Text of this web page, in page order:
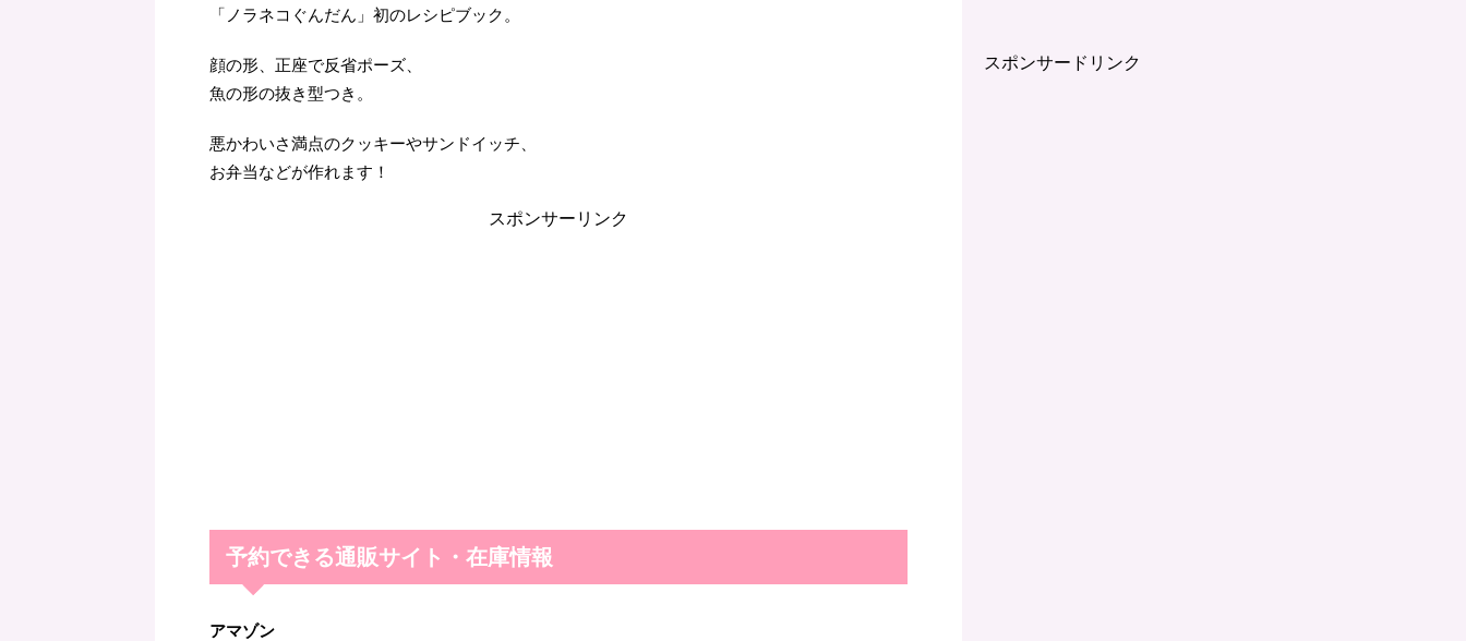
「ノラネコぐんだん」初のレシピブック。
顔の形、正座で反省ポーズ、
魚の形の抜き型つき。
悪かわいさ満点のクッキーやサンドイッチ、
お弁当などが作れます！
スポンサーリンク
予約できる通販サイト・在庫情報
アマゾン
スポンサードリンク